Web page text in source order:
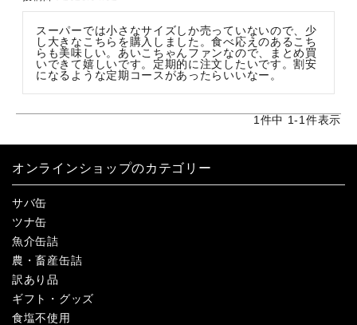
スーパーでは小さなサイズしか売っていないので、少
し大きなこちらを購入しました。食べ応えのあるこち
らも美味しい。あいこちゃんファンなので、まとめ買
いできて嬉しいです。定期的に注文したいです。割安
になるような定期コースがあったらいいなー。
1 件中 1-1 件表示
オンラインショップのカテゴリー
サバ缶
ツナ缶
魚介缶詰
農・畜産缶詰
訳あり品
ギフト・グッズ
食塩不使用